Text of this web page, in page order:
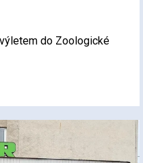
do Zoologické